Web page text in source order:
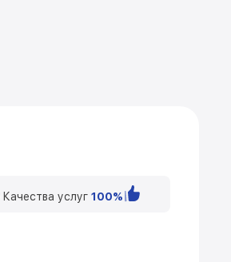
Качества услуг 100%